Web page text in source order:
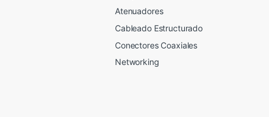
Atenuadores
Cableado Estructurado
Conectores Coaxiales
Networking